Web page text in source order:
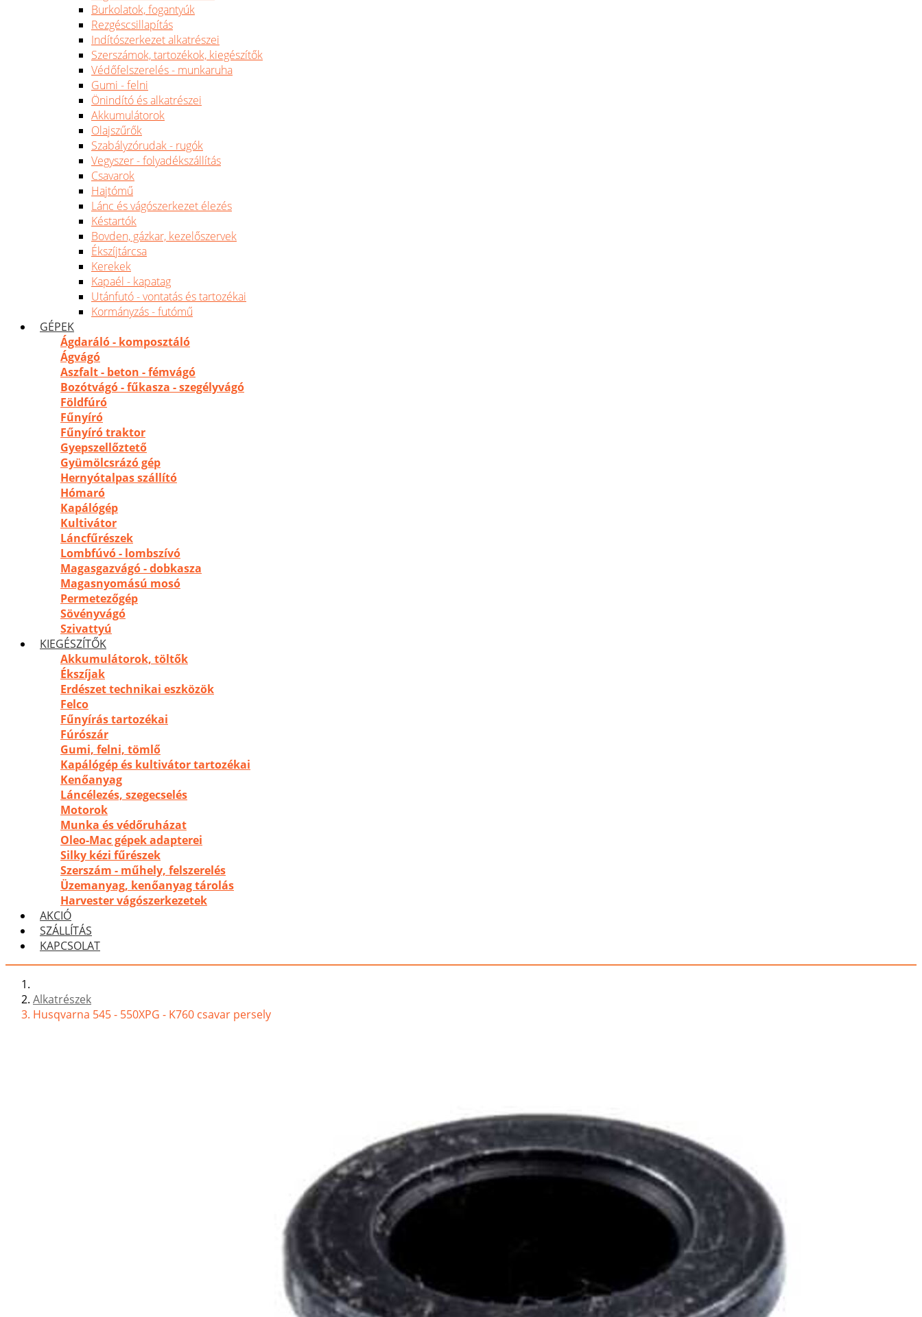
Burkolatok, fogantyúk
Rezgéscsillapítás
Indítószerkezet alkatrészei
Szerszámok, tartozékok, kiegészítők
Védőfelszerelés - munkaruha
Gumi - felni
Önindító és alkatrészei
Akkumulátorok
Olajszűrők
Szabályzórudak - rugók
Vegyszer - folyadékszállítás
Csavarok
Hajtómű
Lánc és vágószerkezet élezés
Késtartók
Bovden, gázkar, kezelőszervek
Ékszíjtárcsa
Kerekek
Kapaél - kapatag
Utánfutó - vontatás és tartozékai
Kormányzás - futómű
GÉPEK
Ágdaráló - komposztáló
Ágvágó
Aszfalt - beton - fémvágó
Bozótvágó - fűkasza - szegélyvágó
Földfúró
Fűnyíró
Fűnyíró traktor
Gyepszellőztető
Gyümölcsrázó gép
Hernyótalpas szállító
Hómaró
Kapálógép
Kultivátor
Láncfűrészek
Lombfúvó - lombszívó
Magasgazvágó - dobkasza
Magasnyomású mosó
Permetezőgép
Sövényvágó
Szivattyú
KIEGÉSZÍTŐK
Akkumulátorok, töltők
Ékszíjak
Erdészet technikai eszközök
Felco
Fűnyírás tartozékai
Fúrószár
Gumi, felni, tömlő
Kapálógép és kultivátor tartozékai
Kenőanyag
Láncélezés, szegecselés
Motorok
Munka és védőruházat
Oleo-Mac gépek adapterei
Silky kézi fűrészek
Szerszám - műhely, felszerelés
Üzemanyag, kenőanyag tárolás
Harvester vágószerkezetek
AKCIÓ
SZÁLLÍTÁS
KAPCSOLAT
Alkatrészek
Husqvarna 545 - 550XPG - K760 csavar persely